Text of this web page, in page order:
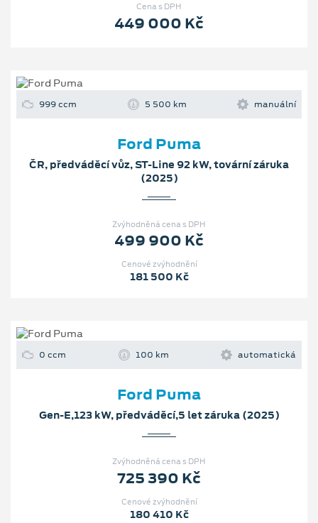
Cena s DPH
449 000 Kč
999 ccm 5 500 km manuální
Ford Puma
ČR, předváděcí vůz, ST-Line 92 kW, tovární záruka
(2025)
Zvýhodněná cena s DPH
499 900 Kč
Cenové zvýhodnění
181 500 Kč
0 ccm 100 km automatická
Ford Puma
Gen-E,123 kW, předváděcí,5 let záruka (2025)
Zvýhodněná cena s DPH
725 390 Kč
Cenové zvýhodnění
180 410 Kč